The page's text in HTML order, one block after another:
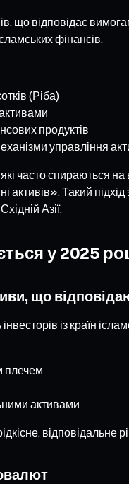
відповідає
фінансів.
(Ріба)
продуктів
управління
часто спираються
активів». Такий
Азії.
у 2025
що
інвесторів із країн
плечем
активами
відповідальне